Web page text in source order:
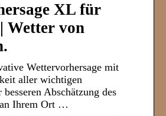
XL für
Wetter von
Wettervorhersage mit
aller wichtigen
Abschätzung des
an Ihrem Ort …